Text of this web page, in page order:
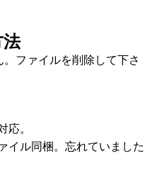
ファイルを削除して下さ
応。
イル同梱。忘れていました